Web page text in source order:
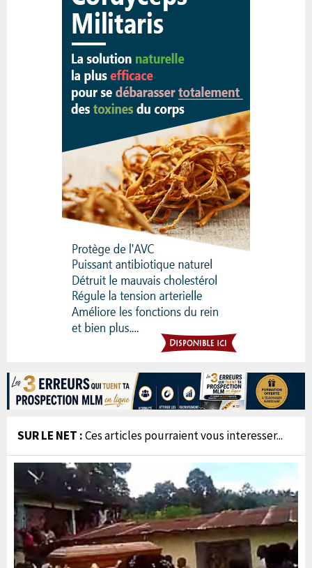
SUR LE NET :Ces articles pourraient vous interesser...